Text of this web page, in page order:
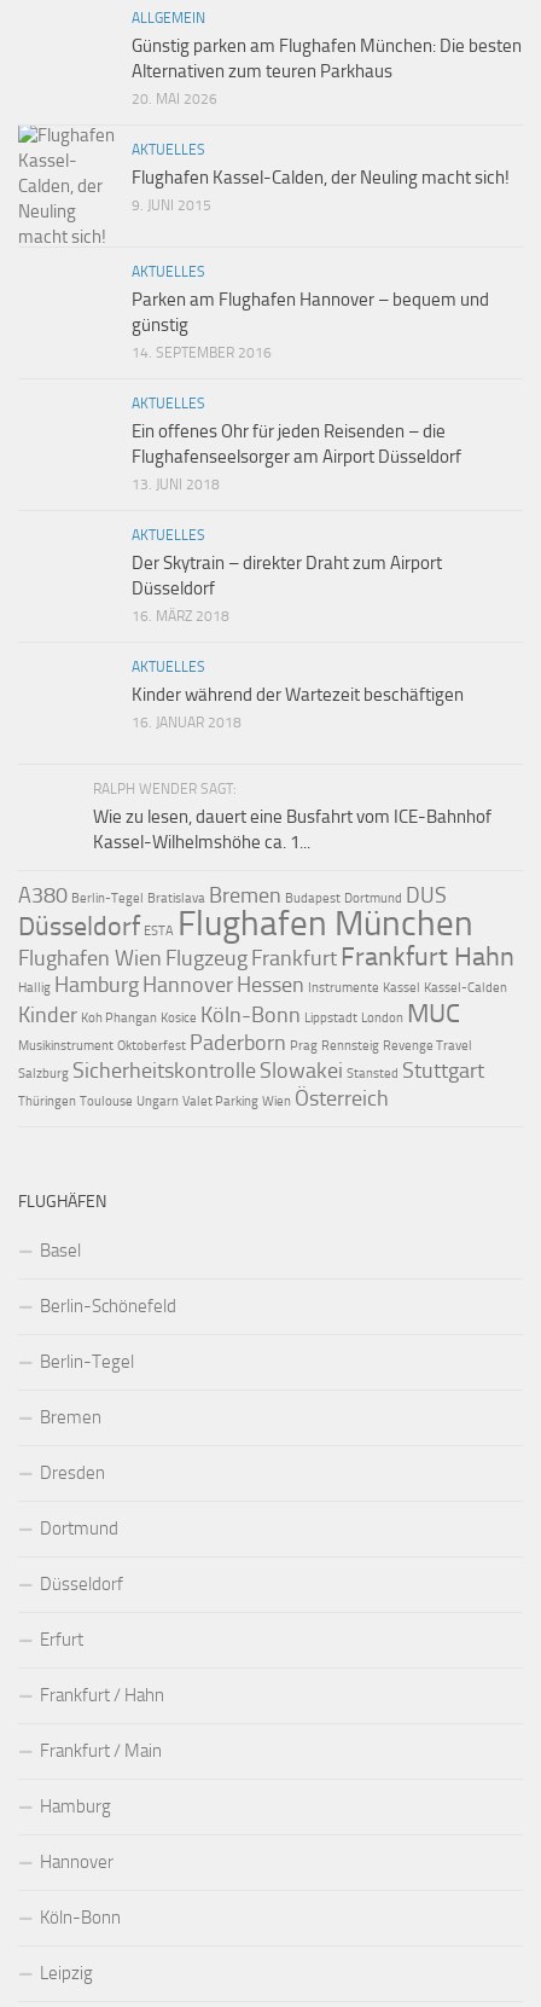
ALLGEMEIN
Günstig parken am Flughafen München: Die besten
Alternativen zum teuren Parkhaus
20. MAI 2026
AKTUELLES
Flughafen Kassel-Calden, der Neuling macht sich!
9. JUNI 2015
AKTUELLES
Parken am Flughafen Hannover – bequem und
günstig
14. SEPTEMBER 2016
AKTUELLES
Ein offenes Ohr für jeden Reisenden – die
Flughafenseelsorger am Airport Düsseldorf
13. JUNI 2018
AKTUELLES
Der Skytrain – direkter Draht zum Airport
Düsseldorf
16. MÄRZ 2018
AKTUELLES
Kinder während der Wartezeit beschäftigen
16. JANUAR 2018
RALPH WENDER SAGT:
Wie zu lesen, dauert eine Busfahrt vom ICE-Bahnhof
Kassel-Wilhelmshöhe ca. 1...
A380 Berlin-Tegel Bratislava Bremen Budapest Dortmund DUS
Düsseldorf ESTA Flughafen München
Flughafen Wien Flugzeug Frankfurt Frankfurt Hahn
Hallig Hamburg Hannover Hessen Instrumente Kassel Kassel-Calden
Kinder Koh Phangan Kosice Köln-Bonn Lippstadt London MUC
Musikinstrument Oktoberfest Paderborn Prag Rennsteig Revenge Travel
Salzburg Sicherheitskontrolle Slowakei Stansted Stuttgart
Thüringen Toulouse Ungarn Valet Parking Wien Österreich
FLUGHÄFEN
Basel
Berlin-Schönefeld
Berlin-Tegel
Bremen
Dresden
Dortmund
Düsseldorf
Erfurt
Frankfurt / Hahn
Frankfurt / Main
Hamburg
Hannover
Köln-Bonn
Leipzig